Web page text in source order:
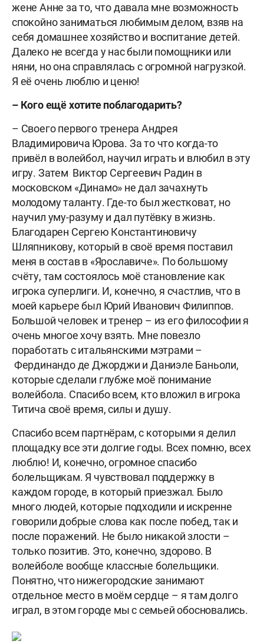
жене Анне за то, что давала мне возможность
спокойно заниматься любимым делом, взяв на
себя домашнее хозяйство и воспитание детей.
Далеко не всегда у нас были помощники или
няни, но она справлялась с огромной нагрузкой.
Я её очень люблю и ценю!
– Кого ещё хотите поблагодарить?
– Своего первого тренера Андрея
Владимировича Юрова. За то что когда-то
привёл в волейбол, научил играть и влюбил в эту
игру. Затем Виктор Сергеевич Радин в
московском «Динамо» не дал зачахнуть
молодому таланту. Где-то был жестковат, но
научил уму-разуму и дал путёвку в жизнь.
Благодарен Сергею Константиновичу
Шляпникову, который в своё время поставил
меня в состав в «Ярославиче». По большому
счёту, там состоялось моё становление как
игрока суперлиги. И, конечно, я счастлив, что в
моей карьере был Юрий Иванович Филиппов.
Большой человек и тренер – из его философии я
очень многое хочу взять. Мне повезло
поработать с итальянскими мэтрами –
Фердинандо де Джорджи и Даниэле Баньоли,
которые сделали глубже моё понимание
волейбола. Спасибо всем, кто вложил в игрока
Титича своё время, силы и душу.
Спасибо всем партнёрам, с которыми я делил
площадку все эти долгие годы. Всех помню, всех
люблю! И, конечно, огромное спасибо
болельщикам. Я чувствовал поддержку в
каждом городе, в который приезжал. Было
много людей, которые подходили и искренне
говорили добрые слова как после побед, так и
после поражений. Не было никакой злости –
только позитив. Это, конечно, здорово. В
волейболе вообще классные болельщики.
Понятно, что нижегородские занимают
отдельное место в моём сердце – я там долго
играл, в этом городе мы с семьей обосновались.